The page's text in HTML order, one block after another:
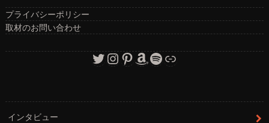
プライバシーポリシー
取材のお問い合わせ
Twitter
Instagram
Pinterest
Amazon
Spotify
リンク
インタビュー